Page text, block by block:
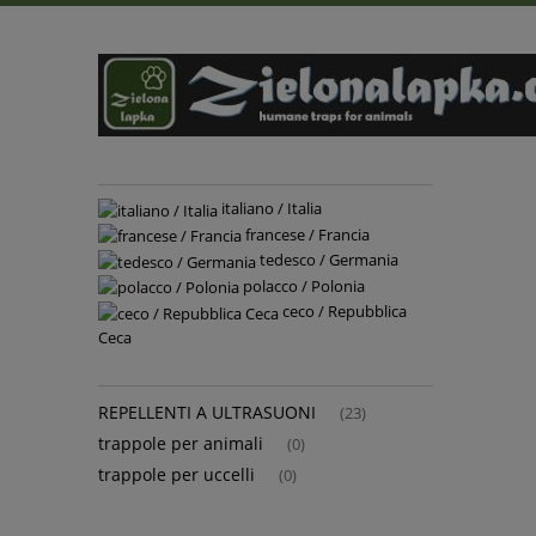
italiano / Italia
francese / Francia
tedesco / Germania
polacco / Polonia
ceco / Repubblica
Ceca
REPELLENTI A ULTRASUONI (23)
trappole per animali (0)
trappole per uccelli (0)